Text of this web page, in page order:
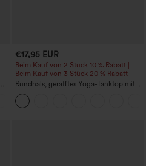
€17,95 EUR
Beim Kauf von 2 Stück 10 % Rabatt |
Beim Kauf von 3 Stück 20 % Rabatt
Rundhals, gerafftes Yoga-Tanktop mit
Cool-Touch-Effekt – UPF50+